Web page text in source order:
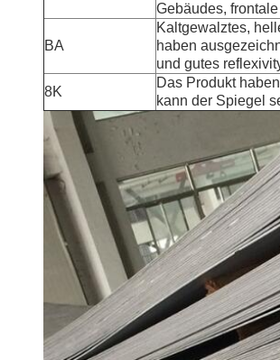
Gebäudes,
BA
Kaltgewalztes,
haben
und gutes
8K
Das Produkt
kann der Spiegel